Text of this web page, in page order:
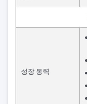
성장 동력